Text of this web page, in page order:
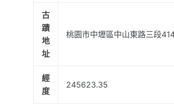
古
蹟
地
址
桃園市中壢區中山東路三段
經
度
245623.35